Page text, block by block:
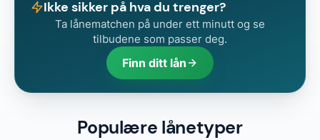
Ikke sikker på hva du trenger?
Ta lånematchen på under ett minutt og se
tilbudene som passer deg.
Finn ditt lån
Populære lånetyper